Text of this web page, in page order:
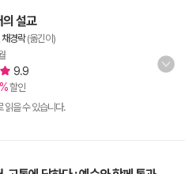
설교
채경락(옮긴이)
9.9
할인
읽을 수 있습니다.